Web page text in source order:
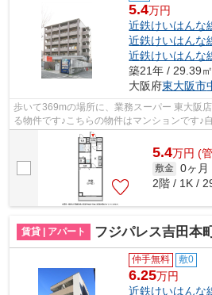
5.4万円
近鉄けいはんな
近鉄けいはんな
近鉄けいはんな
築21年 / 29.39㎡
大阪府東大阪市
歩いて369mの場所に、業務スーパー 東大阪
る物件です♪こちらの物件はマンションです♪
です♪より詳しい情報や内見のご予約はY...
5.4万円 (
敷金 0ヶ月
2階 / 1K /
賃貸 | アパート フジパレス吉田本
仲手無料 敷0
6.25万円
近鉄けいはんな